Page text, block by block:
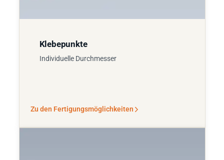
Klebepunkte
Individuelle Durchmesser
Zu den Fertigungsmöglichkeiten